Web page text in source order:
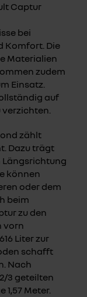
Captur
bei
Komfort. Die
Materialien
zudem
Einsatz.
auf
verzichten.
zählt
Dazu trägt
Längsrichtung
können
oder dem
beim
zu den
vorn
Liter zur
schafft
Nach
3 geteilten
Meter.